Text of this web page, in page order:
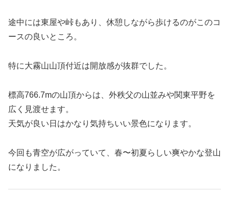
途中には東屋や峠もあり、休憩しながら歩けるのがこのコ
ースの良いところ。
特に大霧山山頂付近は開放感が抜群でした。
標高766.7mの山頂からは、外秩父の山並みや関東平野を
広く見渡せます。
天気が良い日はかなり気持ちいい景色になります。
今回も青空が広がっていて、春〜初夏らしい爽やかな登山
になりました。